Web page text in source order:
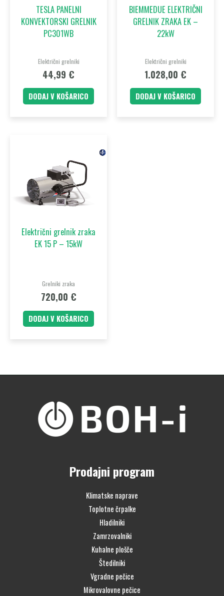
TESLA PANELNI
KONVEKTORSKI GRELNIK
PC301WB
Električni grelniki
44,99 €
DODAJ V KOŠARICO
BIEMMEDUE ELEKTRIČNI
GRELNIK ZRAKA EK –
22kW
Električni grelniki
1.028,00 €
DODAJ V KOŠARICO
Električni grelnik zraka
EK 15 P – 15kW
Grelniki zraka
720,00 €
DODAJ V KOŠARICO
Prodajni program
Klimatske naprave
Toplotne črpalke
Hladilniki
Zamrzovalniki
Kuhalne plošče
Štedilniki
Vgradne pečice
Mikrovalovne pečice